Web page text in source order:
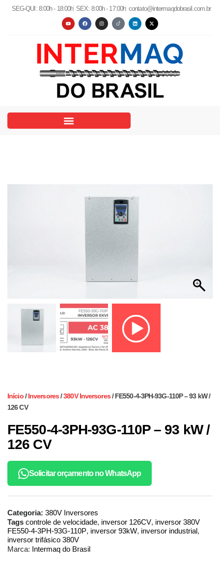
SEG-QUI: 8:00h - 18:00h SEX: 8:00h - 17:00h contato@intermaqdobrasil.com.br
Início/Inversores/380V Inversores/ FE550-4-3PH-93G-110P – 93 kW /
126 CV
FE550-4-3PH-93G-110P – 93 kW /
126 CV
Solicitar orçamento no WhatsApp
Categoria: 380V Inversores
Tags controle de velocidade, inversor 126CV, inversor 380V
FE550-4-3PH-93G-110P, inversor 93kW, inversor industrial,
inversor trifásico 380V
Marca: Intermaq do Brasil